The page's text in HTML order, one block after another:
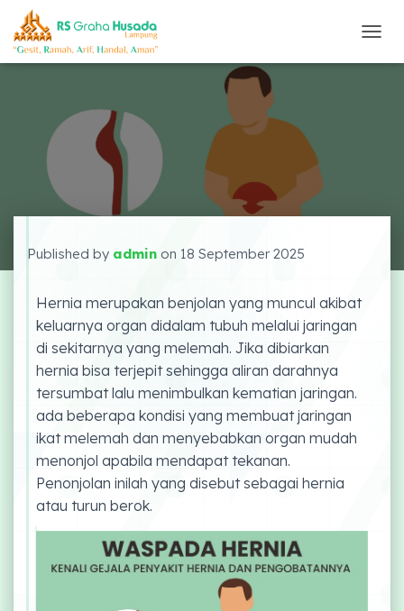
O
G
Published by admin on 18 September 2025
Hernia merupakan benjolan yang muncul akibat
keluarnya organ didalam tubuh melalui jaringan
di sekitarnya yang melemah. Jika dibiarkan
hernia bisa terjepit sehingga aliran darahnya
tersumbat lalu menimbulkan kematian jaringan.
ada beberapa kondisi yang membuat jaringan
ikat melemah dan menyebabkan organ mudah
menonjol apabila mendapat tekanan.
Penonjolan inilah yang disebut sebagai hernia
atau turun berok.